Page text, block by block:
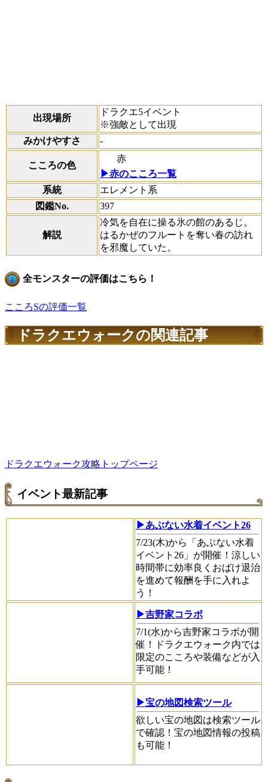
出現場所
ドラクエ5イベント
※強敵として出現
みかけやすさ
-
こころの色
赤
▶赤のこころ一覧
系統
エレメント系
図鑑No.
397
解説
冷気を自在に操る氷の館のあるじ。
はるかぜのフルートを奪い春の訪れ
を邪魔していた。
全モンスターの評価はこちら！
こころSの評価一覧
ドラクエウォークの関連記事
ドラクエウォーク攻略トップページ
イベント最新記事
▶あぶない水着イベント26
7/23(木)から「あぶない水着
イベント26」が開催！涼しい
時間帯に効率良くおばけ退治
を進めて報酬を手に入れよ
う！
▶吉野家コラボ
7/1(水)から吉野家コラボが開
催！ドラクエウォーク内では
限定のこころや装備などが入
手可能！
▶宝の地図検索ツール
欲しい宝の地図は検索ツール
で確認！宝の地図情報の投稿
も可能！